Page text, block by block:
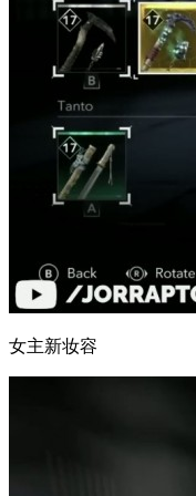
女主新妆容